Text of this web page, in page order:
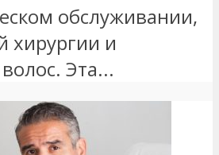
обслуживании,
хирургии и
Эта...